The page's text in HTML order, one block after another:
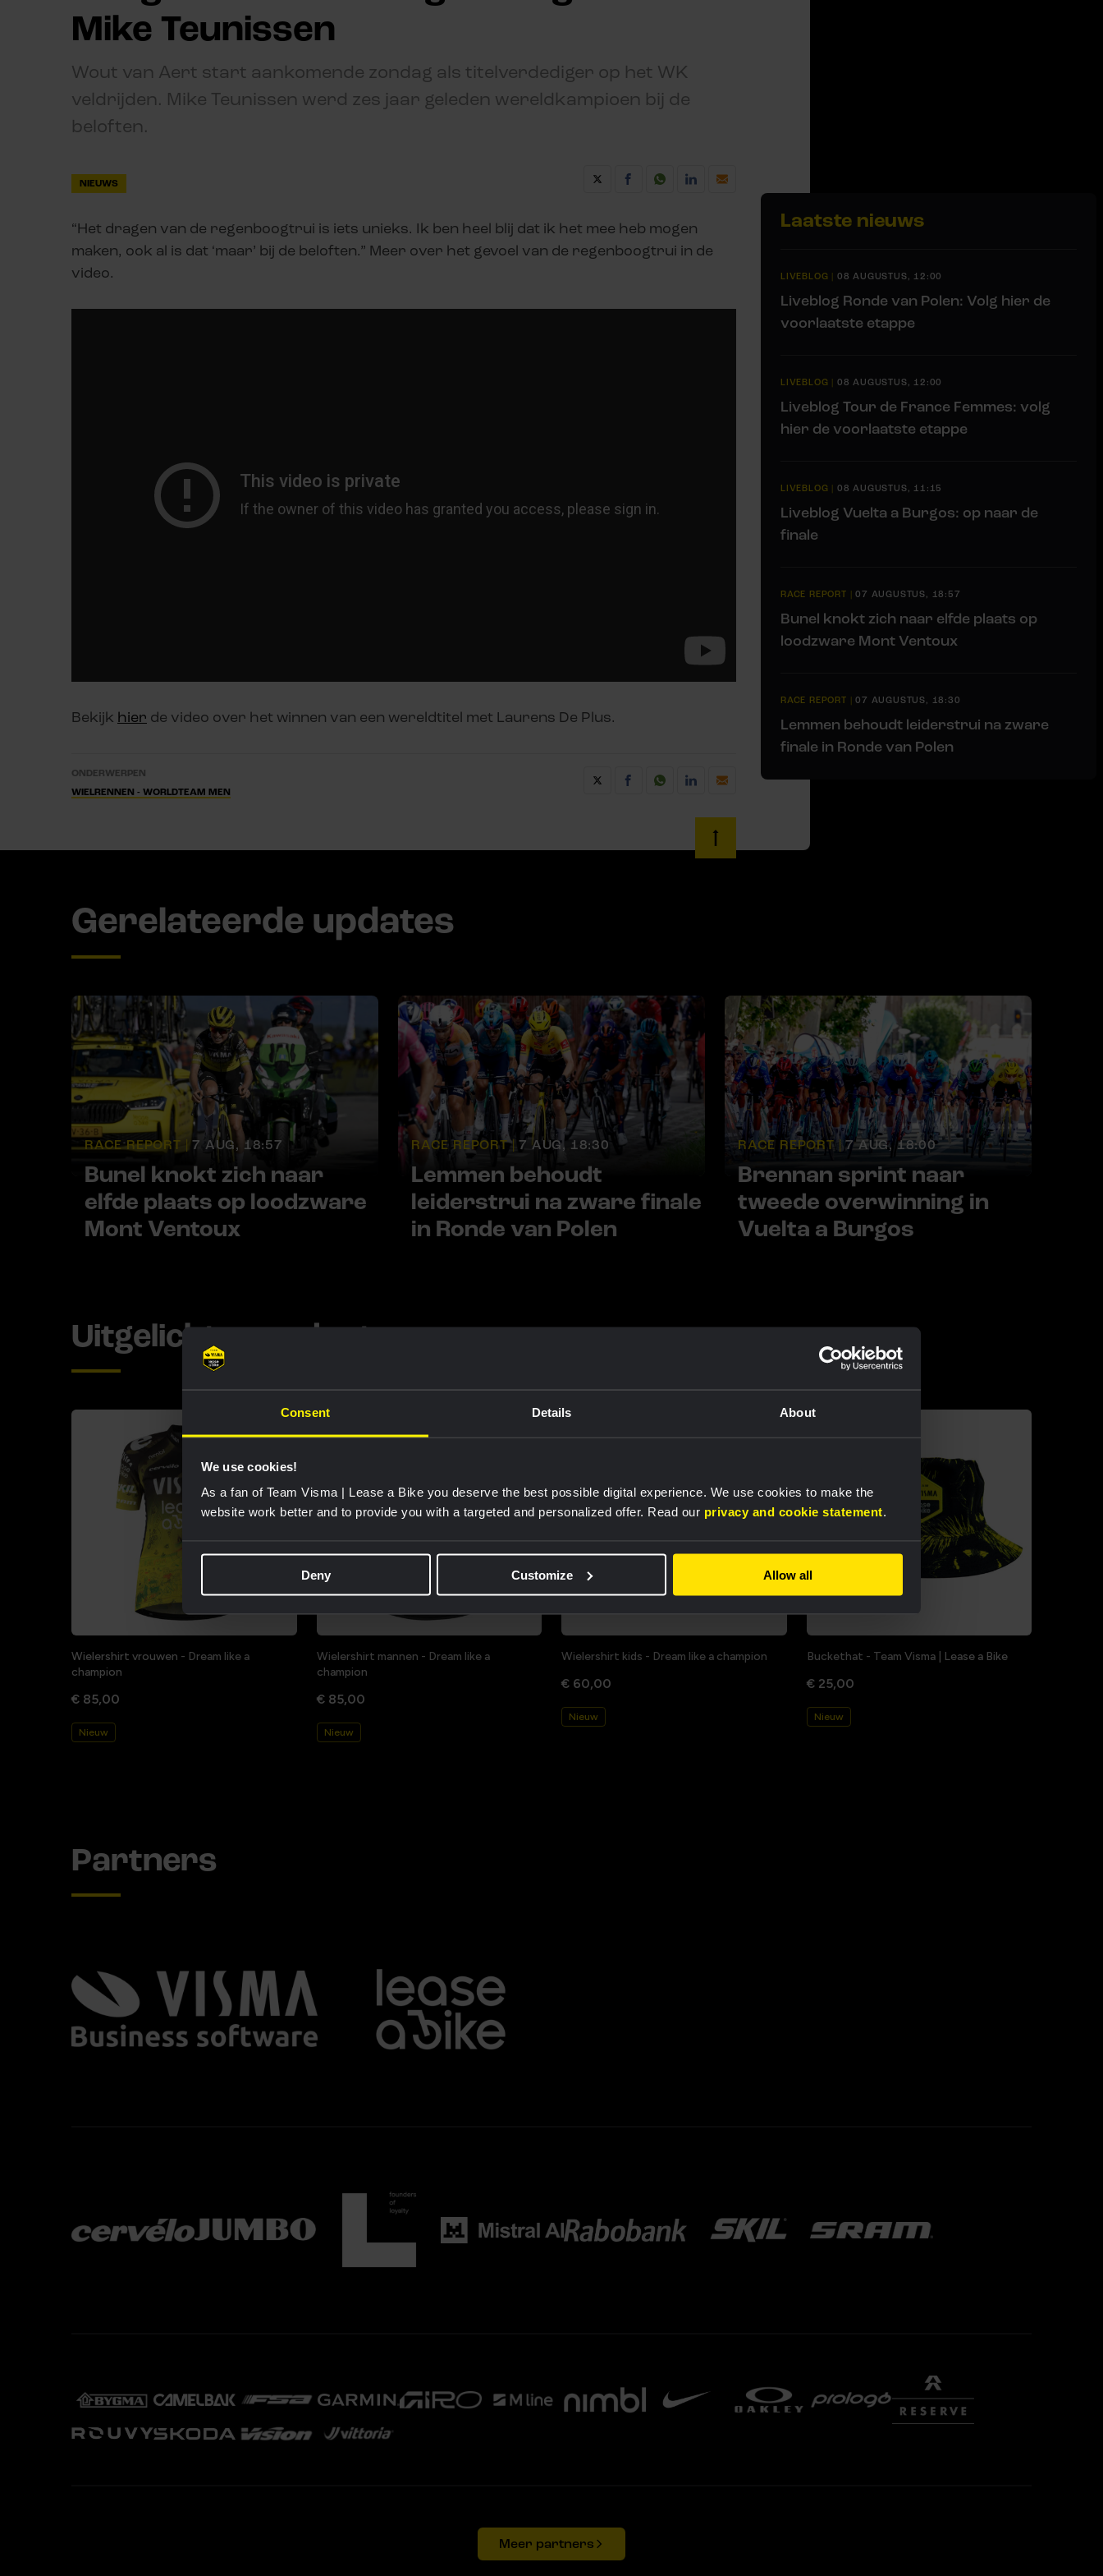
Consent Details About
We use cookies!
As a fan of Team Visma | Lease a Bike you deserve the best possible digital experience. We use cookies to make the
website work better and to provide you with a targeted and personalized offer. Read our privacy and cookie statement.
Deny Customize Allow all
Mike Teunissen
Wout van Aert start aankomende zondag als titelverdediger op het WK
veldrijden. Mike Teunissen werd zes jaar geleden wereldkampioen bij de
beloften.
NIEUWS
“Het dragen van de regenboogtrui is iets unieks. Ik ben heel blij dat ik het mee heb mogen
maken, ook al is dat ‘maar’ bij de beloften.” Meer over het gevoel van de regenboogtrui in de
video.
Bekijk hier de video over het winnen van een wereldtitel met Laurens De Plus.
ONDERWERPEN
WIELRENNEN - WORLDTEAM MEN
Laatste nieuws
LIVEBLOG | 08 AUGUSTUS, 12:00
Liveblog Ronde van Polen: Volg hier de
voorlaatste etappe
LIVEBLOG | 08 AUGUSTUS, 12:00
Liveblog Tour de France Femmes: volg
hier de voorlaatste etappe
LIVEBLOG | 08 AUGUSTUS, 11:15
Liveblog Vuelta a Burgos: op naar de
finale
RACE REPORT |07 AUGUSTUS, 18:57
Bunel knokt zich naar elfde plaats op
loodzware Mont Ventoux
RACE REPORT |07 AUGUSTUS, 18:30
Lemmen behoudt leiderstrui na zware
finale in Ronde van Polen
Gerelateerde updates
RACE REPORT | 7 AUG, 18:57
Bunel knokt zich naar
elfde plaats op loodzware
Mont Ventoux
RACE REPORT | 7 AUG, 18:30
Lemmen behoudt
leiderstrui na zware finale
in Ronde van Polen
RACE REPORT | 7 AUG, 18:00
Brennan sprint naar
tweede overwinning in
Vuelta a Burgos
Uitgelichte producten
Wielershirt vrouwen - Dream like a
champion
€ 85,00
Nieuw
Wielershirt mannen - Dream like a
champion
€ 85,00
Nieuw
Wielershirt kids - Dream like a champion
€ 60,00
Nieuw
Buckethat - Team Visma | Lease a Bike
€ 25,00
Nieuw
Partners
Meer partners